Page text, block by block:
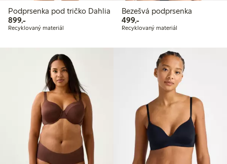
Podprsenka pod tričko Dahlia
899,-899,00 Kč
Recyklovaný materiál
Bezešvá podprsenka
499,-499,00 Kč
Recyklovaný materiál